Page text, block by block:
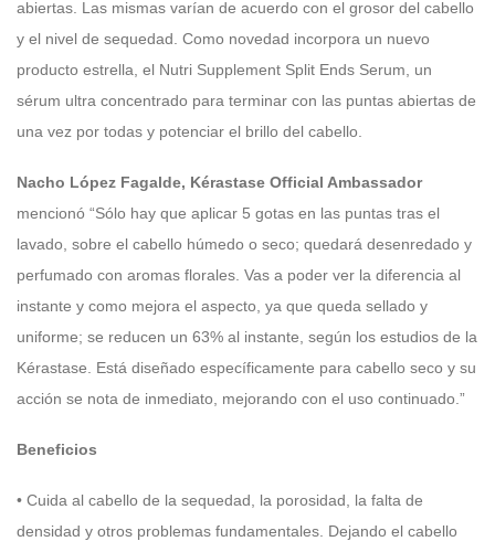
abiertas. Las mismas varían de acuerdo con el grosor del cabello
y el nivel de sequedad. Como novedad incorpora un nuevo
producto estrella, el Nutri Supplement Split Ends Serum, un
sérum ultra concentrado para terminar con las puntas abiertas de
una vez por todas y potenciar el brillo del cabello.
Nacho López Fagalde, Kérastase Official Ambassador
mencionó “Sólo hay que aplicar 5 gotas en las puntas tras el
lavado, sobre el cabello húmedo o seco; quedará desenredado y
perfumado con aromas florales. Vas a poder ver la diferencia al
instante y como mejora el aspecto, ya que queda sellado y
uniforme; se reducen un 63% al instante, según los estudios de la
Kérastase. Está diseñado específicamente para cabello seco y su
acción se nota de inmediato, mejorando con el uso continuado.”
Beneficios
• Cuida al cabello de la sequedad, la porosidad, la falta de
densidad y otros problemas fundamentales. Dejando el cabello